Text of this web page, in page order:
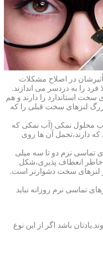
در اصلاح مشکلات
را به دردسر می اندازند.
استاندارد را دارند و هم
و در طول دهه های ۱۹۸۰ و ۱۹۹۰ طراحی شدند و توانستند نقص بزرگ لنزهای سخت قبلی را که
محلول نمکی (آب نمکی که
دارند،تحمل آن ها روی
تماسی نرم دو تا سه میلی
خاطر انعطاف پذیری،شکل
از لنزهای سخت دشوارتر است.
تماسی نرم روزانه نباید
باشد اگر از این نوع